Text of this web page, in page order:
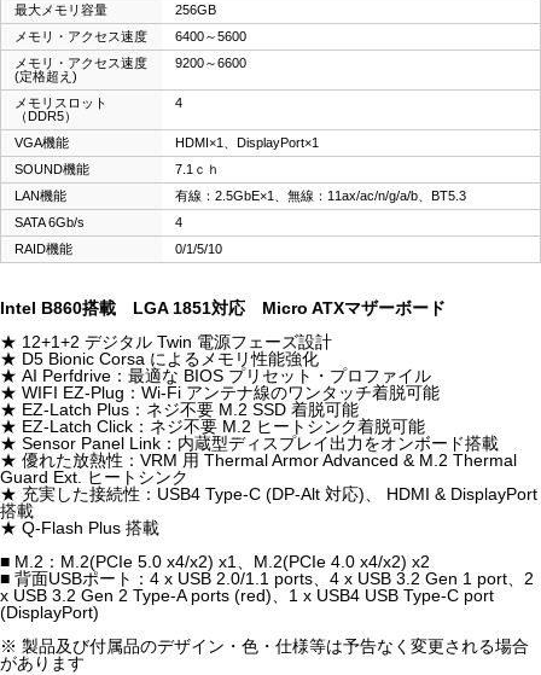
最大メモリ容量
256GB
メモリ・アクセス速度
6400～5600
メモリ・アクセス速度
(定格超え)
9200～6600
メモリスロット
（DDR5）
4
VGA機能
HDMI×1、DisplayPort×1
SOUND機能
7.1ｃｈ
LAN機能
有線：2.5GbE×1、無線：11ax/ac/n/g/a/b、BT5.3
SATA 6Gb/s
4
RAID機能
0/1/5/10
Intel B860搭載 LGA 1851対応 Micro ATXマザーボード
★ 12+1+2 デジタル Twin 電源フェーズ設計
★ D5 Bionic Corsa によるメモリ性能強化
★ AI Perfdrive：最適な BIOS プリセット・プロファイル
★ WIFI EZ-Plug：Wi-Fi アンテナ線のワンタッチ着脱可能
★ EZ-Latch Plus：ネジ不要 M.2 SSD 着脱可能
★ EZ-Latch Click：ネジ不要 M.2 ヒートシンク着脱可能
★ Sensor Panel Link：内蔵型ディスプレイ出力をオンボード搭載
★ 優れた放熱性：VRM 用 Thermal Armor Advanced & M.2 Thermal
Guard Ext. ヒートシンク
★ 充実した接続性：USB4 Type-C (DP-Alt 対応)、 HDMI & DisplayPort
搭載
★ Q-Flash Plus 搭載
■ M.2：M.2(PCIe 5.0 x4/x2) x1、M.2(PCIe 4.0 x4/x2) x2
■ 背面USBポート：4 x USB 2.0/1.1 ports、4 x USB 3.2 Gen 1 port、2
x USB 3.2 Gen 2 Type-A ports (red)、1 x USB4 USB Type-C port
(DisplayPort)
※ 製品及び付属品のデザイン・色・仕様等は予告なく変更される場合
があります